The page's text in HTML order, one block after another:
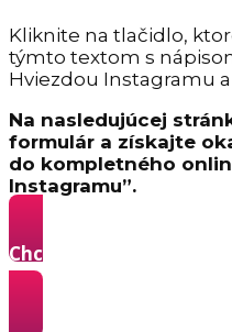
Kliknite na tlačidlo,
týmto textom s
Hviezdou Instagramu
Na nasledujúcej
formulár a získajte
do kompletného
Instagramu”.
Chcem sa stať
z neho klientov »